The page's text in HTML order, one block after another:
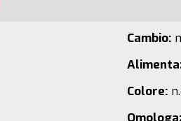
Cambio:
Colore: